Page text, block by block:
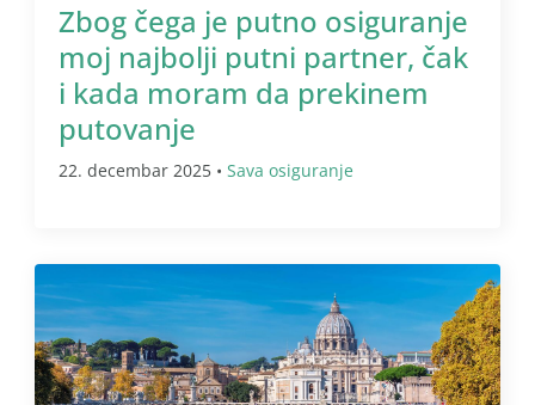
Zbog čega je putno osiguranje
moj najbolji putni partner, čak
i kada moram da prekinem
putovanje
22. decembar 2025 • Sava osiguranje